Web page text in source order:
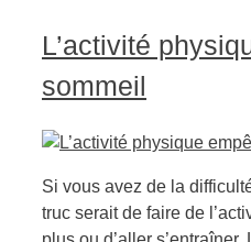
L’activité
sommeil
Si vous avez de la
truc serait de faire de